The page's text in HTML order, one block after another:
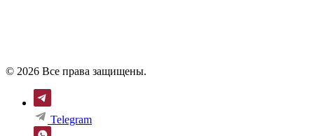
© 2026 Все права защищены.
Telegram